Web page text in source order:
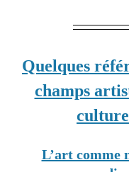
Quelques
champs
L’art comme